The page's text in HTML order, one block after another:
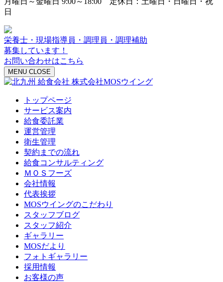
日
栄養士・現場指導員・調理員・調理補助
募集しています！
お問い合わせはこちら
MENU CLOSE
トップページ
サービス案内
給食委託業
運営管理
衛生管理
契約までの流れ
給食コンサルティング
ＭＯＳフーズ
会社情報
代表挨拶
MOSウイングのこだわり
スタッフブログ
スタッフ紹介
ギャラリー
MOSだより
フォトギャラリー
採用情報
お客様の声